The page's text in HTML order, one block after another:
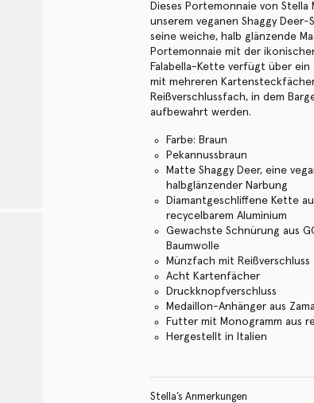
Dieses Portemonnaie von
unserem veganen Shaggy
seine weiche, halb glänzende
Portemonnaie mit der
Falabella-Kette verfügt über
mit mehreren
Reißverschlussfach, in dem
aufbewahrt werden.
Farbe: Braun
Pekannussbraun
Matte Shaggy Deer, eine
halbglänzender Narbung
Diamantgeschliffene Kette
recycelbarem Aluminium
Gewachste Schnürung aus
Baumwolle
Münzfach mit Reißverschluss
Acht Kartenfächer
Druckknopfverschluss
Medaillon-Anhänger aus
Futter mit Monogramm aus
Hergestellt in Italien
Stella’s Anmerkungen